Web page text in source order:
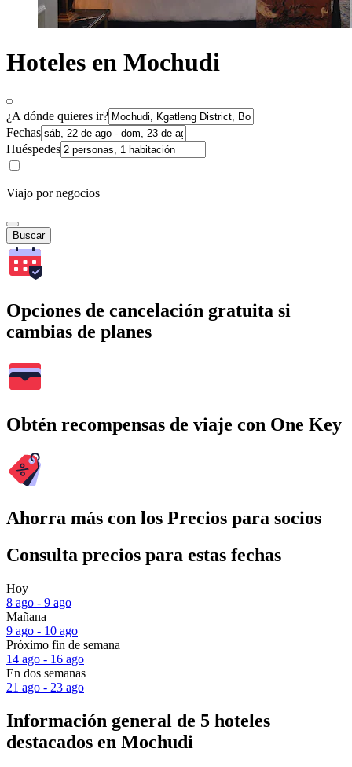
Hoteles en Mochudi
¿A dónde quieres ir?
Fechas
Huéspedes
Viajo por negocios
Buscar
Opciones de cancelación gratuita si
cambias de planes
Obtén recompensas de viaje con One Key
Ahorra más con los Precios para socios
Consulta precios para estas fechas
Hoy
8 ago - 9 ago
Mañana
9 ago - 10 ago
Próximo fin de semana
14 ago - 16 ago
En dos semanas
21 ago - 23 ago
Información general de 5 hoteles
destacados en Mochudi